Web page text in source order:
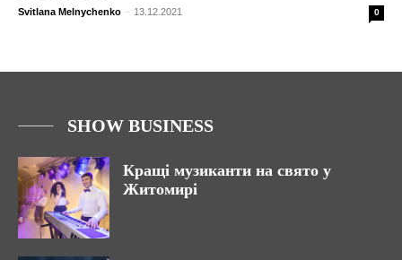
Svitlana Melnychenko - 13.12.2021 0
SHOW BUSINESS
Кращі музиканти на свято у
Житомирі